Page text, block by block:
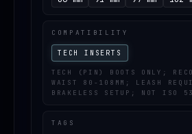
COMPATIBILITY
TECH INSERTS
TECH (PIN) BOOTS ONLY;
WAIST 80-108MM; LEASH
BRAKELESS SETUP; NOT ISO
TAGS